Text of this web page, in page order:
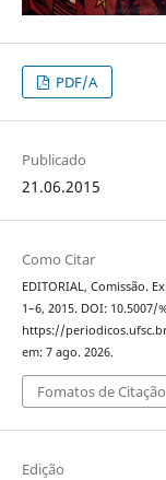
PDF/A
Publicado
21.06.2015
Como Citar
EDITORIAL, Comissão.
1–6, 2015. DOI: 10.5007/
https://
em: 7 ago. 2026.
Fomatos de Citação
Edição